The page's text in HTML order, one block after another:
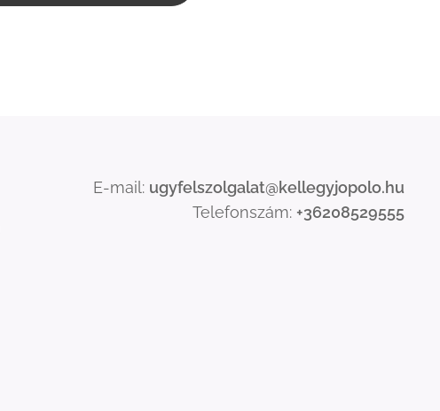
E-mail: ugyfelszolgalat@kellegyjopolo.hu
Telefonszám: +36208529555